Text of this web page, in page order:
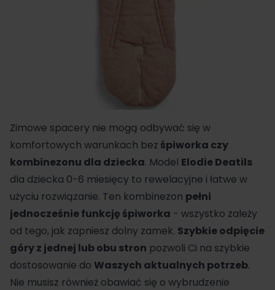
Zimowe spacery nie mogą odbywać się w
komfortowych warunkach bez śpiworka czy
kombinezonu dla dziecka. Model Elodie Deatils
dla dziecka 0-6 miesięcy to rewelacyjne i łatwe w
użyciu rozwiązanie. Ten kombinezon pełni
jednocześnie funkcję śpiworka - wszystko zależy
od tego, jak zapniesz dolny zamek. Szybkie odpięcie
góry z jednej lub obu stron pozwoli Ci na szybkie
dostosowanie do Waszych aktualnych potrzeb.
Nie musisz również obawiać się o wybrudzenie